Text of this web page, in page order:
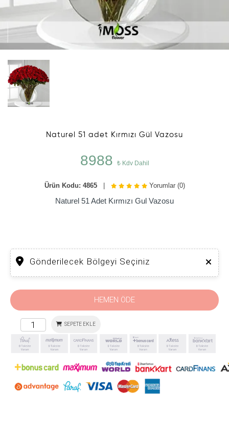
Naturel 51 adet Kırmızı Gül Vazosu
8988 ₺ Kdv Dahil
Ürün Kodu: 4865| Yorumlar (0)
Naturel 51 Adet Kırmızı Gul Vazosu
Gönderilecek Bölgeyi Seçiniz
HEMEN ÖDE
SEPETE EKLE